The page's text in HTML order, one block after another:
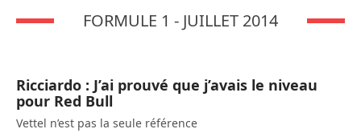
FORMULE 1 - JUILLET 2014
Ricciardo : J’ai prouvé que j’avais le niveau
pour Red Bull
Vettel n’est pas la seule référence